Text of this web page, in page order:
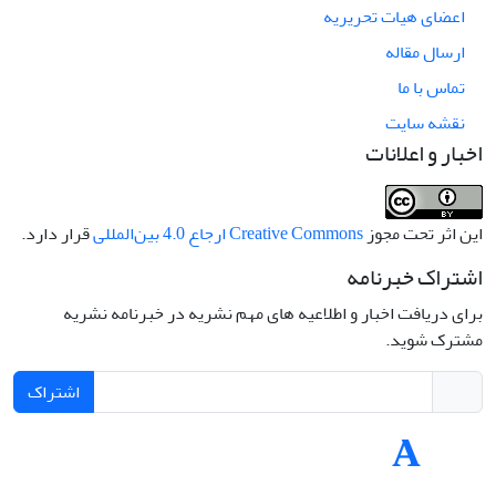
اعضای هیات تحریریه
ارسال مقاله
تماس با ما
نقشه سایت
اخبار و اعلانات
این اثر تحت مجوزCreative Commons ارجاع 4.0 بین‌المللی قرار دارد.
اشتراک خبرنامه
برای دریافت اخبار و اطلاعیه های مهم نشریه در خبرنامه نشریه
مشترک شوید.
اشتراک